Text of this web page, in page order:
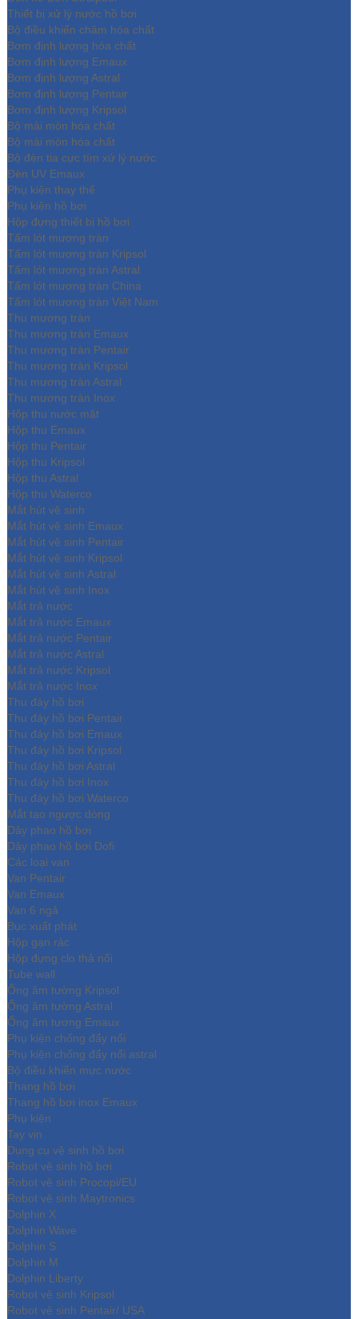
Thiết bị xử lý nước hồ bơi
Bộ điều khiển châm hóa chất
Bơm định lượng hóa chất
Bơm định lượng Emaux
Bơm định lượng Astral
Bơm định lượng Pentair
Bơm định lượng Kripsol
Bộ mài mòn hóa chất
Bộ mài mòn hóa chất
Bộ đèn tia cực tím xử lý nước
Đèn UV Emaux
Phụ kiện thay thế
Phụ kiện hồ bơi
Hộp đựng thiết bị hồ bơi
Tấm lót mương tràn
Tấm lót mương tràn Kripsol
Tấm lót mương tràn Astral
Tấm lót mương tràn China
Tấm lót mương tràn Việt Nam
Thu mương tràn
Thu mương tràn Emaux
Thu mương tràn Pentair
Thu mương tràn Kripsol
Thu mương tràn Astral
Thu mương tràn Inox
Hôp thu nước mặt
Hộp thu Emaux
Hộp thu Pentair
Hộp thu Kripsol
Hộp thu Astral
Hộp thu Waterco
Mắt hút vệ sinh
Mắt hút vệ sinh Emaux
Mắt hút vệ sinh Pentair
Mắt hút vệ sinh Kripsol
Mắt hút vệ sinh Astral
Mắt hút vệ sinh Inox
Mắt trả nước
Mắt trả nước Emaux
Mắt trả nước Pentair
Mắt trả nước Astral
Mắt trả nước Kripsol
Mắt trả nước Inox
Thu đáy hồ bơi
Thu đáy hồ bơi Pentair
Thu đáy hồ bơi Emaux
Thu đáy hồ bơi Kripsol
Thu đáy hồ bơi Astral
Thu đáy hồ bơi Inox
Thu đáy hồ bơi Waterco
Mắt tạo ngược dòng
Dây phao hồ bơi
Dây phao hồ bơi Dofi
Các loại van
Van Pentair
Van Emaux
Van 6 ngả
Bục xuất phát
Hộp gạn rác
Hộp đựng clo thả nổi
Tube wall
Ống âm tường Kripsol
Ống âm tường Astral
Ống âm tương Emaux
Phụ kiện chống đẩy nổi
Phụ kiện chống đẩy nổi astral
Bộ điều khiển mực nước
Thang hồ bơi
Thang hồ bơi inox Emaux
Phụ kiện
Tay vịn
Dụng cụ vệ sinh hồ bơi
Robot vệ sinh hồ bơi
Robot vệ sinh Procopi/EU
Robot vệ sinh Maytronics
Dolphin X
Dolphin Wave
Dolphin S
Dolphin M
Dolphin Liberty
Robot vệ sinh Kripsol
Robot vệ sinh Pentair/ USA